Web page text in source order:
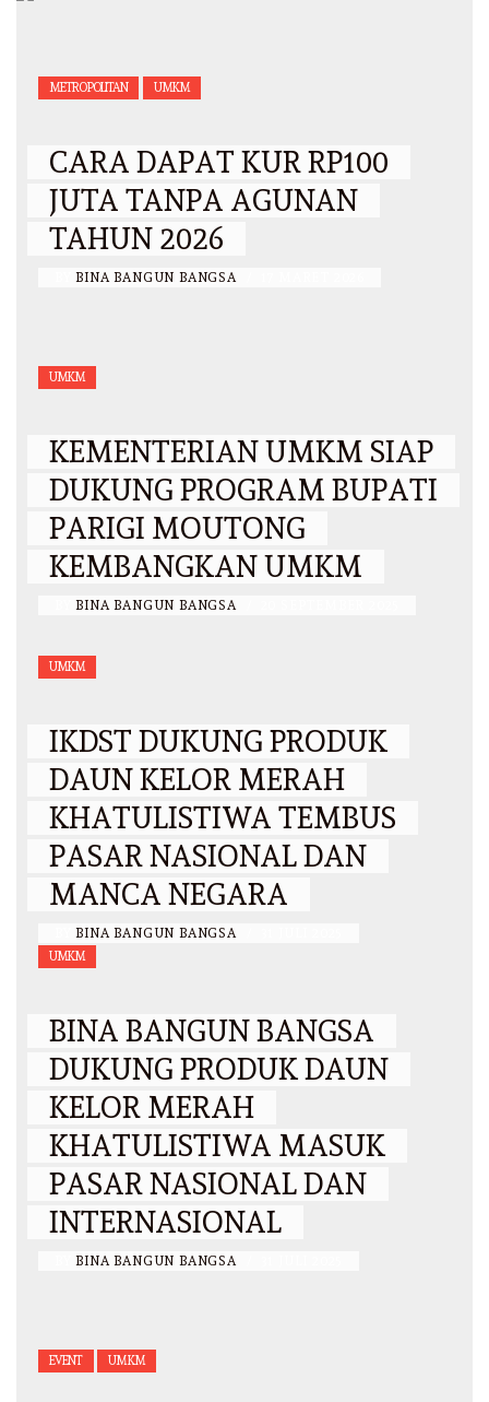
METROPOLITAN UMKM
CARA DAPAT KUR RP100
JUTA TANPA AGUNAN
TAHUN 2026
BINA BANGUN BANGSA
UMKM
KEMENTERIAN UMKM SIAP
DUKUNG PROGRAM BUPATI
PARIGI MOUTONG
KEMBANGKAN UMKM
BINA BANGUN BANGSA
UMKM
IKDST DUKUNG PRODUK
DAUN KELOR MERAH
KHATULISTIWA TEMBUS
PASAR NASIONAL DAN
MANCA NEGARA
BINA BANGUN BANGSA
UMKM
BINA BANGUN BANGSA
DUKUNG PRODUK DAUN
KELOR MERAH
KHATULISTIWA MASUK
PASAR NASIONAL DAN
INTERNASIONAL
BINA BANGUN BANGSA
EVENT UMKM